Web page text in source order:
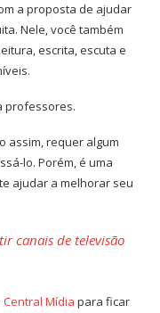
a proposta de ajudar
Nele, você também
escrita, escuta e
professores.
assim, requer algum
lo. Porém, é uma
ajudar a melhorar seu
canais de televisão
Central Mídia para ficar